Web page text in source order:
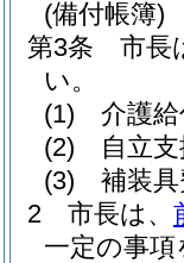
(備付帳簿)
第3条
市長
い。
(1)
介護
(2)
自立
(3)
補装
2
市長は、
一定の事